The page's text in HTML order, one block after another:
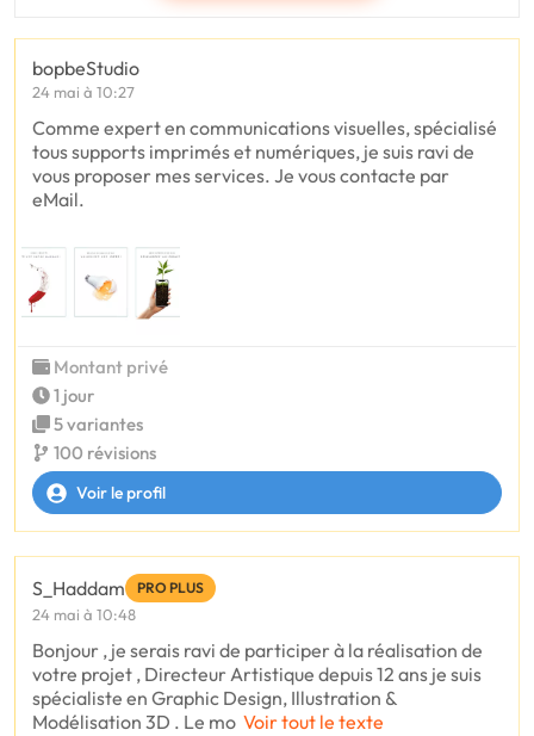
bopbeStudio
24 mai à 10:27
Comme expert en communications visuelles, spécialisé
tous supports imprimés et numériques, je suis ravi de
vous proposer mes services. Je vous contacte par
eMail.
Montant privé
1 jour
5 variantes
100 révisions
Voir le profil
S_Haddam PRO PLUS
24 mai à 10:48
Bonjour , je serais ravi de participer à la réalisation de
votre projet , Directeur Artistique depuis 12 ans je suis
spécialiste en Graphic Design, Illustration &
Modélisation 3D . Le mo Voir tout le texte